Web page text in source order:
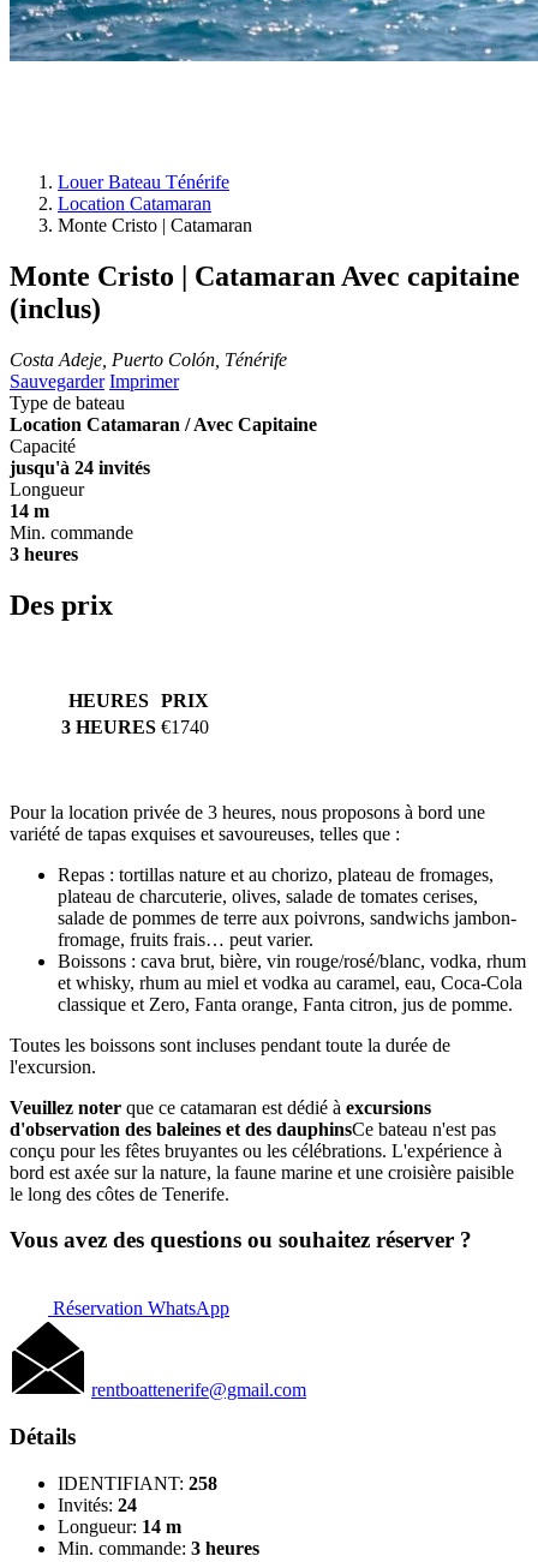
Louer Bateau Ténérife
Location Catamaran
Monte Cristo | Catamaran
Monte Cristo | Catamaran Avec capitaine
(inclus)
Costa Adeje, Puerto Colón, Ténérife
Sauvegarder Imprimer
Type de bateau
Location Catamaran / Avec Capitaine
Capacité
jusqu'à 24 invités
Longueur
14 m
Min. commande
3 heures
Des prix
HEURES PRIX
3 HEURES €1740
Pour la location privée de 3 heures, nous proposons à bord une
variété de tapas exquises et savoureuses, telles que :
Repas : tortillas nature et au chorizo, plateau de fromages,
plateau de charcuterie, olives, salade de tomates cerises,
salade de pommes de terre aux poivrons, sandwichs jambon-
fromage, fruits frais… peut varier.
Boissons : cava brut, bière, vin rouge/rosé/blanc, vodka, rhum
et whisky, rhum au miel et vodka au caramel, eau, Coca-Cola
classique et Zero, Fanta orange, Fanta citron, jus de pomme.
Toutes les boissons sont incluses pendant toute la durée de
l'excursion.
Veuillez noter que ce catamaran est dédié à excursions
d'observation des baleines et des dauphinsCe bateau n'est pas
conçu pour les fêtes bruyantes ou les célébrations. L'expérience à
bord est axée sur la nature, la faune marine et une croisière paisible
le long des côtes de Tenerife.
Vous avez des questions ou souhaitez réserver ?
Réservation WhatsApp
rentboattenerife@gmail.com
Détails
IDENTIFIANT: 258
Invités: 24
Longueur: 14 m
Min. commande: 3 heures